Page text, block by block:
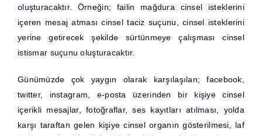
oluşturacaktır. Örneğin; failin mağdura cinsel isteklerini
içeren mesaj atması cinsel taciz suçunu, cinsel isteklerini
yerine getirecek şekilde sürtünmeye çalışması cinsel
istismar suçunu oluşturacaktır.
Günümüzde çok yaygın olarak karşılaşılan; facebook,
twitter, instagram, e-posta üzerinden bir kişiye cinsel
içerikli mesajlar, fotoğraflar, ses kayıtları atılması, yolda
karşı taraftan gelen kişiye cinsel organın gösterilmesi, laf